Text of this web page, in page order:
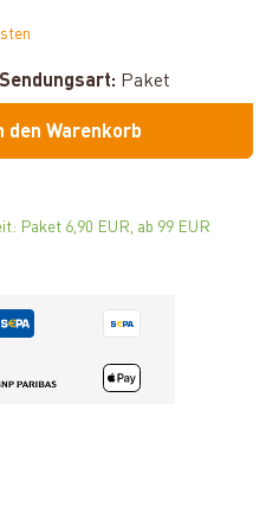
Sendungsart: Paket
den Warenkorb
Paket 6,90 EUR, ab 99 EUR